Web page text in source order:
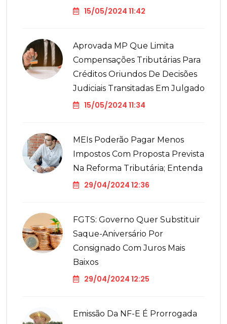
15/05/2024 11:42
Aprovada MP Que Limita
Compensações Tributárias Para
Créditos Oriundos De Decisões
Judiciais Transitadas Em Julgado
15/05/2024 11:34
MEIs Poderão Pagar Menos
Impostos Com Proposta Prevista
Na Reforma Tributária; Entenda
29/04/2024 12:36
FGTS: Governo Quer Substituir
Saque-Aniversário Por
Consignado Com Juros Mais
Baixos
29/04/2024 12:25
Emissão Da NF-E É Prorrogada